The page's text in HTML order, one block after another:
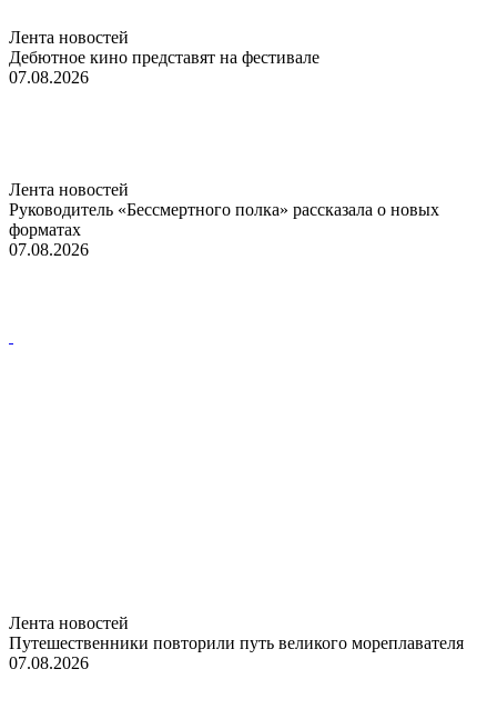
Лента новостей
Дебютное кино представят на фестивале
07.08.2026
Лента новостей
Руководитель «Бессмертного полка» рассказала о новых
форматах
07.08.2026
Лента новостей
Путешественники повторили путь великого мореплавателя
07.08.2026